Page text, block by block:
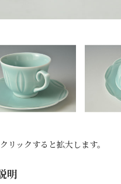
リックすると拡大します。
明